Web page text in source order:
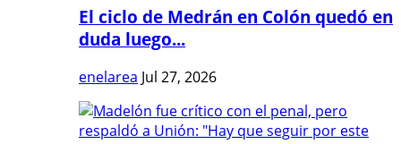
El ciclo de Medrán en Colón quedó en
duda luego...
enelarea Jul 27, 2026